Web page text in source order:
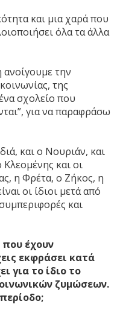
και μια χαρά που
όλα τα άλλα
την
της
σχολείο που
για να παραφράσω
και ο Νουριάν, και
και οι
η Φρέτα, ο Ζήκος, η
οι ίδιοι μετά από
και
που έχουν
εκφράσει κατά
για το ίδιο το
ζυμώσεων.